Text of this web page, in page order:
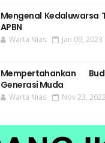
Mengenal Kedaluwarsa
APBN
Warta Nias Jan 09, 2023
Mempertahankan
Generasi Muda
Warta Nias Nov 23, 2022